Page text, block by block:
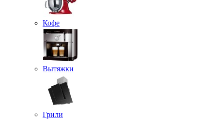
Кофе
Вытяжки
Грили